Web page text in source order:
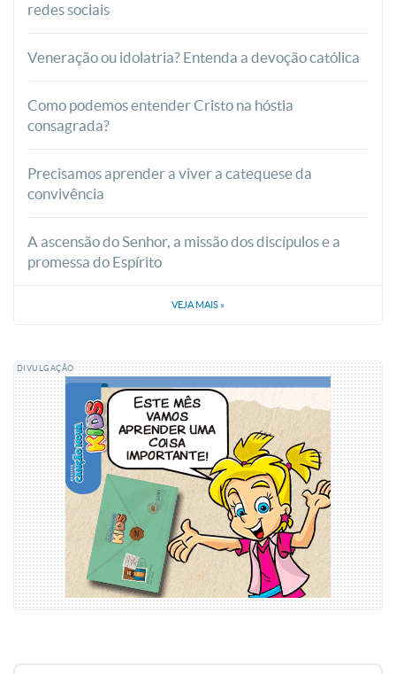
redes sociais
Veneração ou idolatria? Entenda a devoção católica
Como podemos entender Cristo na hóstia
consagrada?
Precisamos aprender a viver a catequese da
convivência
A ascensão do Senhor, a missão dos discípulos e a
promessa do Espírito
VEJA MAIS »
DIVULGAÇÃO